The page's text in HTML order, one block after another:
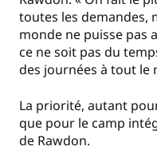
toutes les demandes,
monde ne puisse pas
ce ne soit pas du
des journées à tout le
La priorité, autant
que pour le camp
de Rawdon.